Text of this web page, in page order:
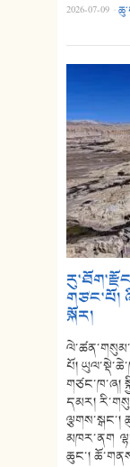
2026-07-09 ·
གཙང་པོ།
སྐོར།
པོ།
གཙང་ཁ་ཞ།
དམར།
ལྕགས་སྒང་།
མཁར་ནག
ཆུང་།